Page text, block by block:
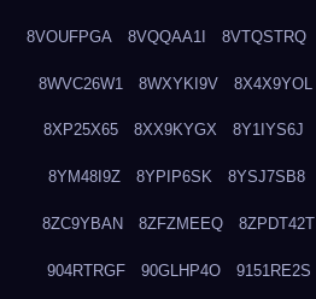
8VOUFPGA 8VQQAA1I 8VTQSTRQ
8WVC26W1 8WXYKI9V 8X4X9YOL
8XP25X65 8XX9KYGX 8Y1IYS6J
8YM48I9Z 8YPIP6SK 8YSJ7SB8
8ZC9YBAN 8ZFZMEEQ 8ZPDT42T
904RTRGF 90GLHP4O 9151RE2S